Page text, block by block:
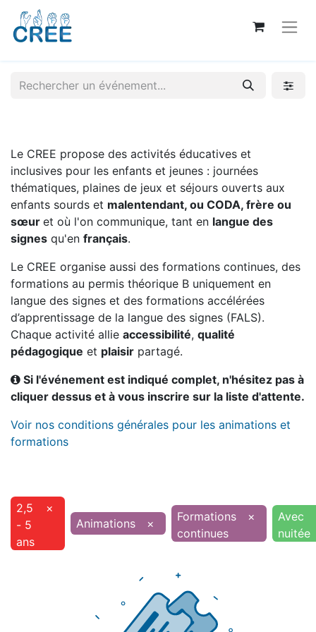
Le CREE propose des activités éducatives et
inclusives pour les enfants et jeunes : journées
thématiques, plaines de jeux et séjours ouverts aux
enfants sourds et malentendant, ou CODA, frère ou
sœur et où l'on communique, tant en langue des
signes qu'en français.
Le CREE organise aussi des formations continues, des
formations au permis théorique B uniquement en
langue des signes et des formations accélérées
d’apprentissage de la langue des signes (FALS).
Chaque activité allie accessibilité, qualité
pédagogique et plaisir partagé.
Si l'événement est indiqué complet, n'hésitez pas à
cliquer dessus et à vous inscrire sur la liste d'attente.
Voir nos conditions générales pour les animations et
formations
2,5
- 5
ans
×
Animations
×
Formations
continues
×
Avec
nuitée